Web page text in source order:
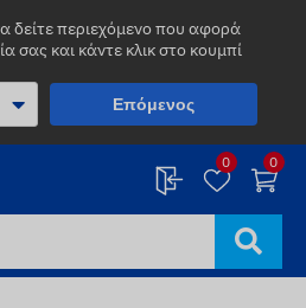
δείτε περιεχόμενο που αφορά
σας και κάντε κλικ στο κουμπί
Επόμενος
0 0